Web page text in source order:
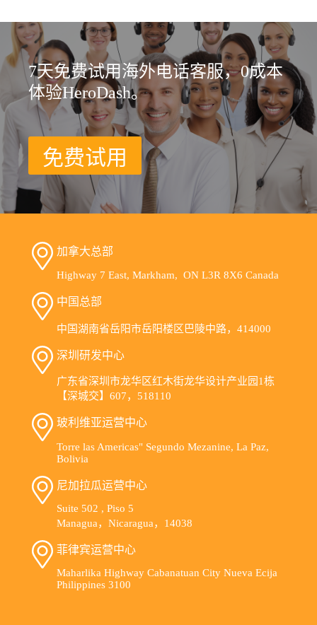
7天免费试用海外电话客服，0成本
体验HeroDash。
免费试用
加拿大总部
Highway 7 East, Markham, ON L3R 8X6 Canada
中国总部
中国湖南省岳阳市岳阳楼区巴陵中路，414000
深圳研发中心
广东省深圳市龙华区红木街龙华设计产业园1栋
【深城交】607，518110
玻利维亚运营中心
Torre las Americas" Segundo Mezanine, La Paz,
Bolivia
尼加拉瓜运营中心
Suite 502 , Piso 5
Managua，Nicaragua，14038
菲律宾运营中心
Maharlika Highway Cabanatuan City Nueva Ecija
Philippines 3100